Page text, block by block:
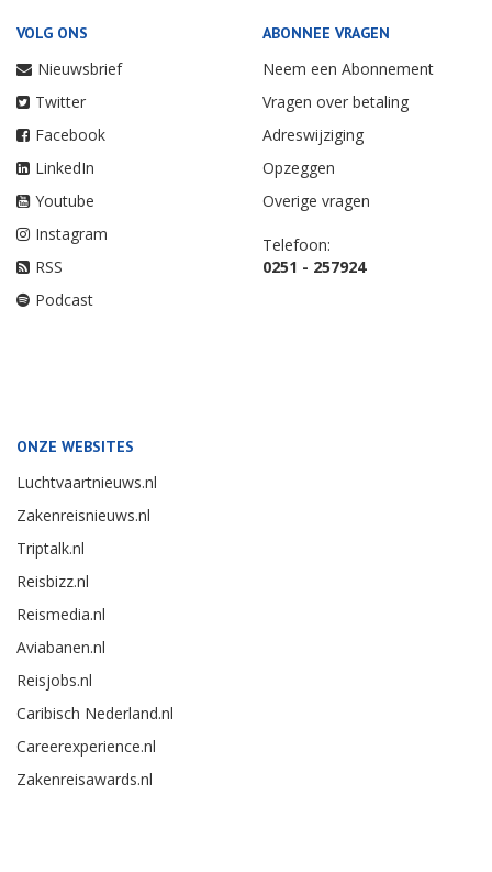
VOLG ONS
Nieuwsbrief
Twitter
Facebook
LinkedIn
Youtube
Instagram
RSS
Podcast
ABONNEE VRAGEN
Neem een Abonnement
Vragen over betaling
Adreswijziging
Opzeggen
Overige vragen
Telefoon:
0251 - 257924
ONZE WEBSITES
Luchtvaartnieuws.nl
Zakenreisnieuws.nl
Triptalk.nl
Reisbizz.nl
Reismedia.nl
Aviabanen.nl
Reisjobs.nl
Caribisch Nederland.nl
Careerexperience.nl
Zakenreisawards.nl